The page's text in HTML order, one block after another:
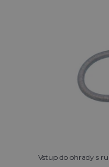
Vstup do ohrady s